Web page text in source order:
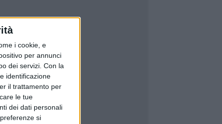
i cookie, e
per annunci
dei servizi. Con la
identificazione
il trattamento per
le tue
dei dati personali
si